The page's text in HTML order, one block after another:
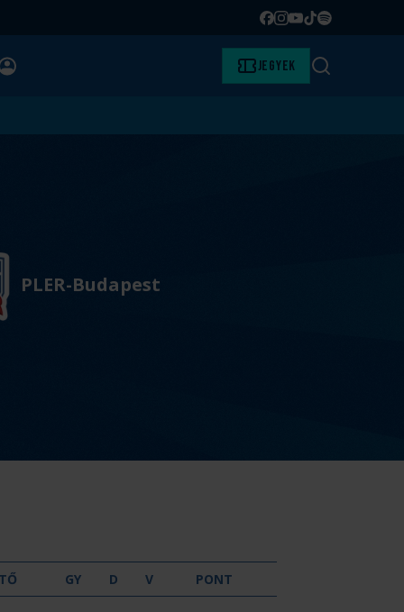
Facebook
Instagram
YouTube
TikTok
Spotify
Jegyek Keresés
PLER-Budapest
GYŐZELEM
GY DÖNTETLEN
D VERESÉG
V PONT